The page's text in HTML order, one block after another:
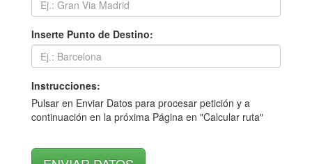
Inserte Punto de Destino:
Instrucciones:
Pulsar en Enviar Datos para procesar petición y a
continuación en la próxima Página en "Calcular ruta"